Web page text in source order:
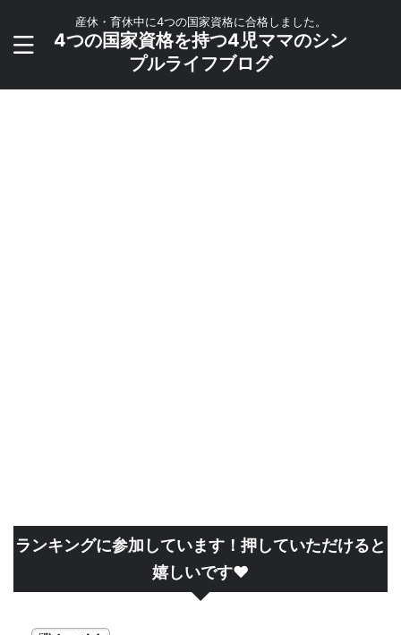
産休・育休中に4つの国家資格に合格しました。
4つの国家資格を持つ4児ママのシン
プルライフブログ
ランキングに参加しています！押していただけると
嬉しいです❤